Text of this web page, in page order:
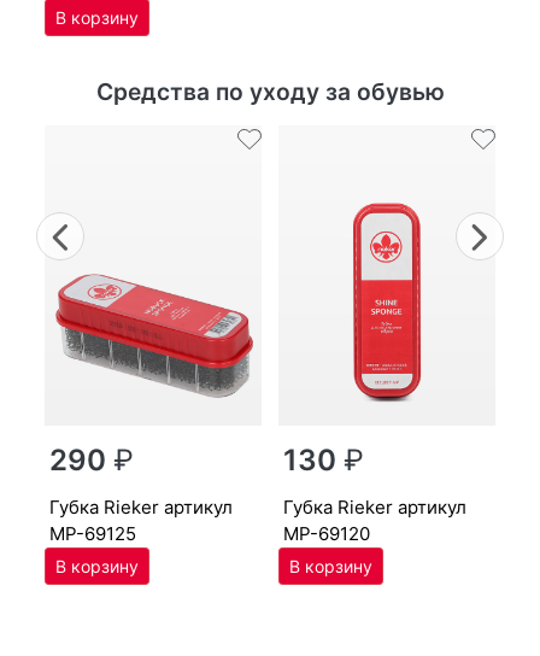
Средства по уходу за обувью
Previous
290₽
губ­ка Ri­eker артикул
MP-69125
130₽
губ­ка Ri­eker артикул
MP-69120